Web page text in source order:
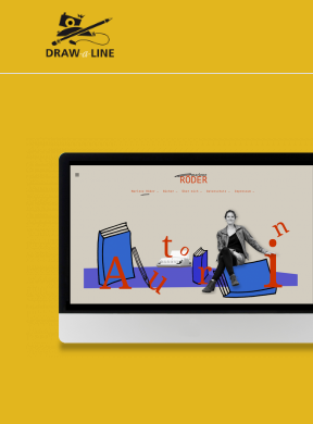
Draw-a-Line Grafik- und Web-Design